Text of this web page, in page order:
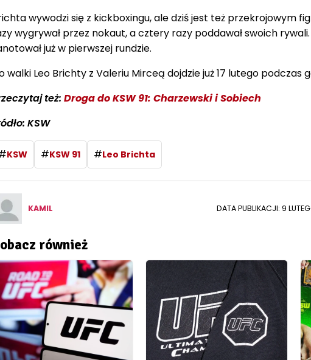
wywodzi się z kickboxingu, ale dziś jest też przekrojowym
wygrywał przez nokaut, a cztery razy poddawał swoich
już w pierwszej rundzie.
walki Leo Brichty z Valeriu Mirceą dojdzie już 17 lutego podczas
też: Droga do KSW 91: Charzewski i Sobiech
KSW
KSW #KSW 91 #Leo Brichta
KAMIL DATA PUBLIKACJI: 9
również